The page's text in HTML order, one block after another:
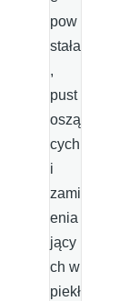
pow
stała
,
pust
oszą
cych
i
zami
enia
jący
ch w
piekł